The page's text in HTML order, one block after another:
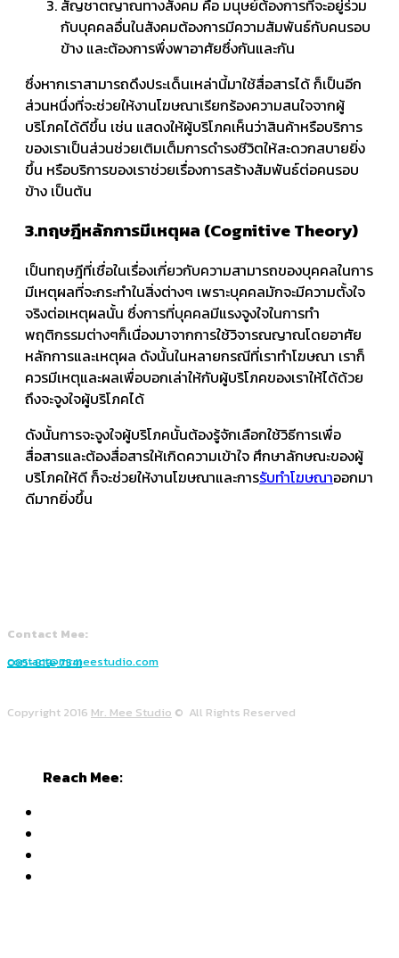
สัญชาตญาณทางสังคม คือ มนุษย์ต้องการที่จะอยู่ร่วม
กับบุคคลอื่นในสังคมต้องการมีความสัมพันธ์กับคนรอบ
ข้าง และต้องการพึ่งพาอาศัยซึ่งกันและกัน
ซึ่งหากเราสามารถดึงประเด็นเหล่านี้มาใช้สื่อสารได้ ก็เป็นอีก
ส่วนหนึ่งที่จะช่วยให้งานโฆษณาเรียกร้องความสนใจจากผู้
บริโภคได้ดีขึ้น เช่น แสดงให้ผู้บริโภคเห็นว่าสินค้าหรือบริการ
ของเราเป็นส่วนช่วยเติมเต็มการดำรงชีวิตให้สะดวกสบายยิ่ง
ขึ้น หรือบริการของเราช่วยเรื่องการสร้างสัมพันธ์ต่อคนรอบ
ข้าง เป็นต้น
3.ทฤษฎีหลักการมีเหตุผล (Cognitive Theory)
เป็นทฤษฎีที่เชื่อในเรื่องเกี่ยวกับความสามารถของบุคคลในการ
มีเหตุผลที่จะกระทำในสิ่งต่างๆ เพราะบุคคลมักจะมีความตั้งใจ
จริงต่อเหตุผลนั้น ซึ่งการที่บุคคลมีแรงจูงใจในการทำ
พฤติกรรมต่างๆก็เนื่องมาจากการใช้วิจารณญาณโดยอาศัย
หลักการและเหตุผล ดังนั้นในหลายกรณีที่เราทำโฆษณา เราก็
ควรมีเหตุและผลเพื่อบอกเล่าให้กับผู้บริโภคของเราให้ได้ด้วย
ถึงจะจูงใจผู้บริโภคได้
ดังนั้นการจะจูงใจผู้บริโภคนั้นต้องรู้จักเลือกใช้วิธีการเพื่อ
สื่อสารและต้องสื่อสารให้เกิดความเข้าใจ ศึกษาลักษณะของผู้
บริโภคให้ดี ก็จะช่วยให้งานโฆษณาและการรับทำโฆษณาออกมา
ดีมากยิ่งขึ้น
Contact Mee:
085-819-7541
contact@mrmeestudio.com
Copyright 2016 Mr. Mee Studio © All Rights Reserved
Reach Mee: